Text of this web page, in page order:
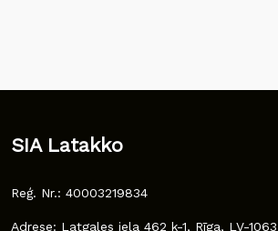
SIA Latakko
Reģ. Nr.: 40003219834
Adrese: Latgales iela 462 k-1, Rīga, LV-1063